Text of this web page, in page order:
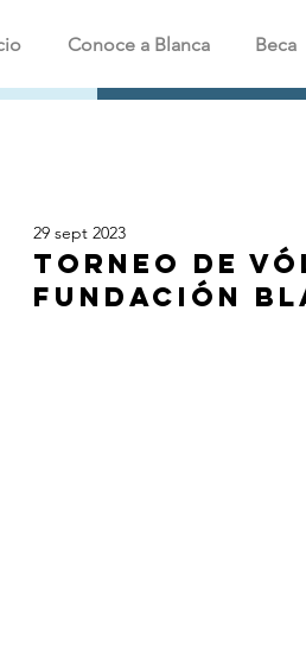
Conoce a Blanca Beca
Torneo de
Fundación
29 sept 2023